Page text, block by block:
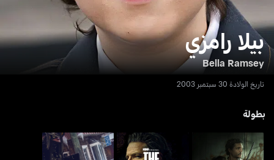
بيلا رامزي
Bella Ramsey
تاريخ الولادة 30 سبتمبر 2003
بطولة